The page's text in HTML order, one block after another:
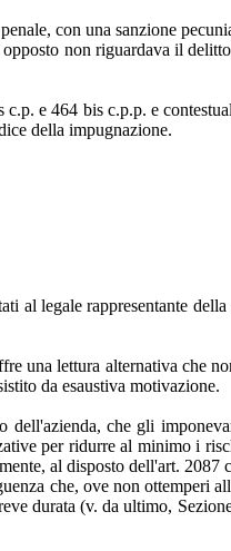
con una sanzione
non riguardava il
e 464 bis c.p.p. e
della impugnazione.
al legale rappresentante
una lettura alternativa che
da esaustiva motivazione.
che gli
per ridurre al minimo i
al disposto dell'art. 2087
che, ove non ottemperi
durata (v. da ultimo,